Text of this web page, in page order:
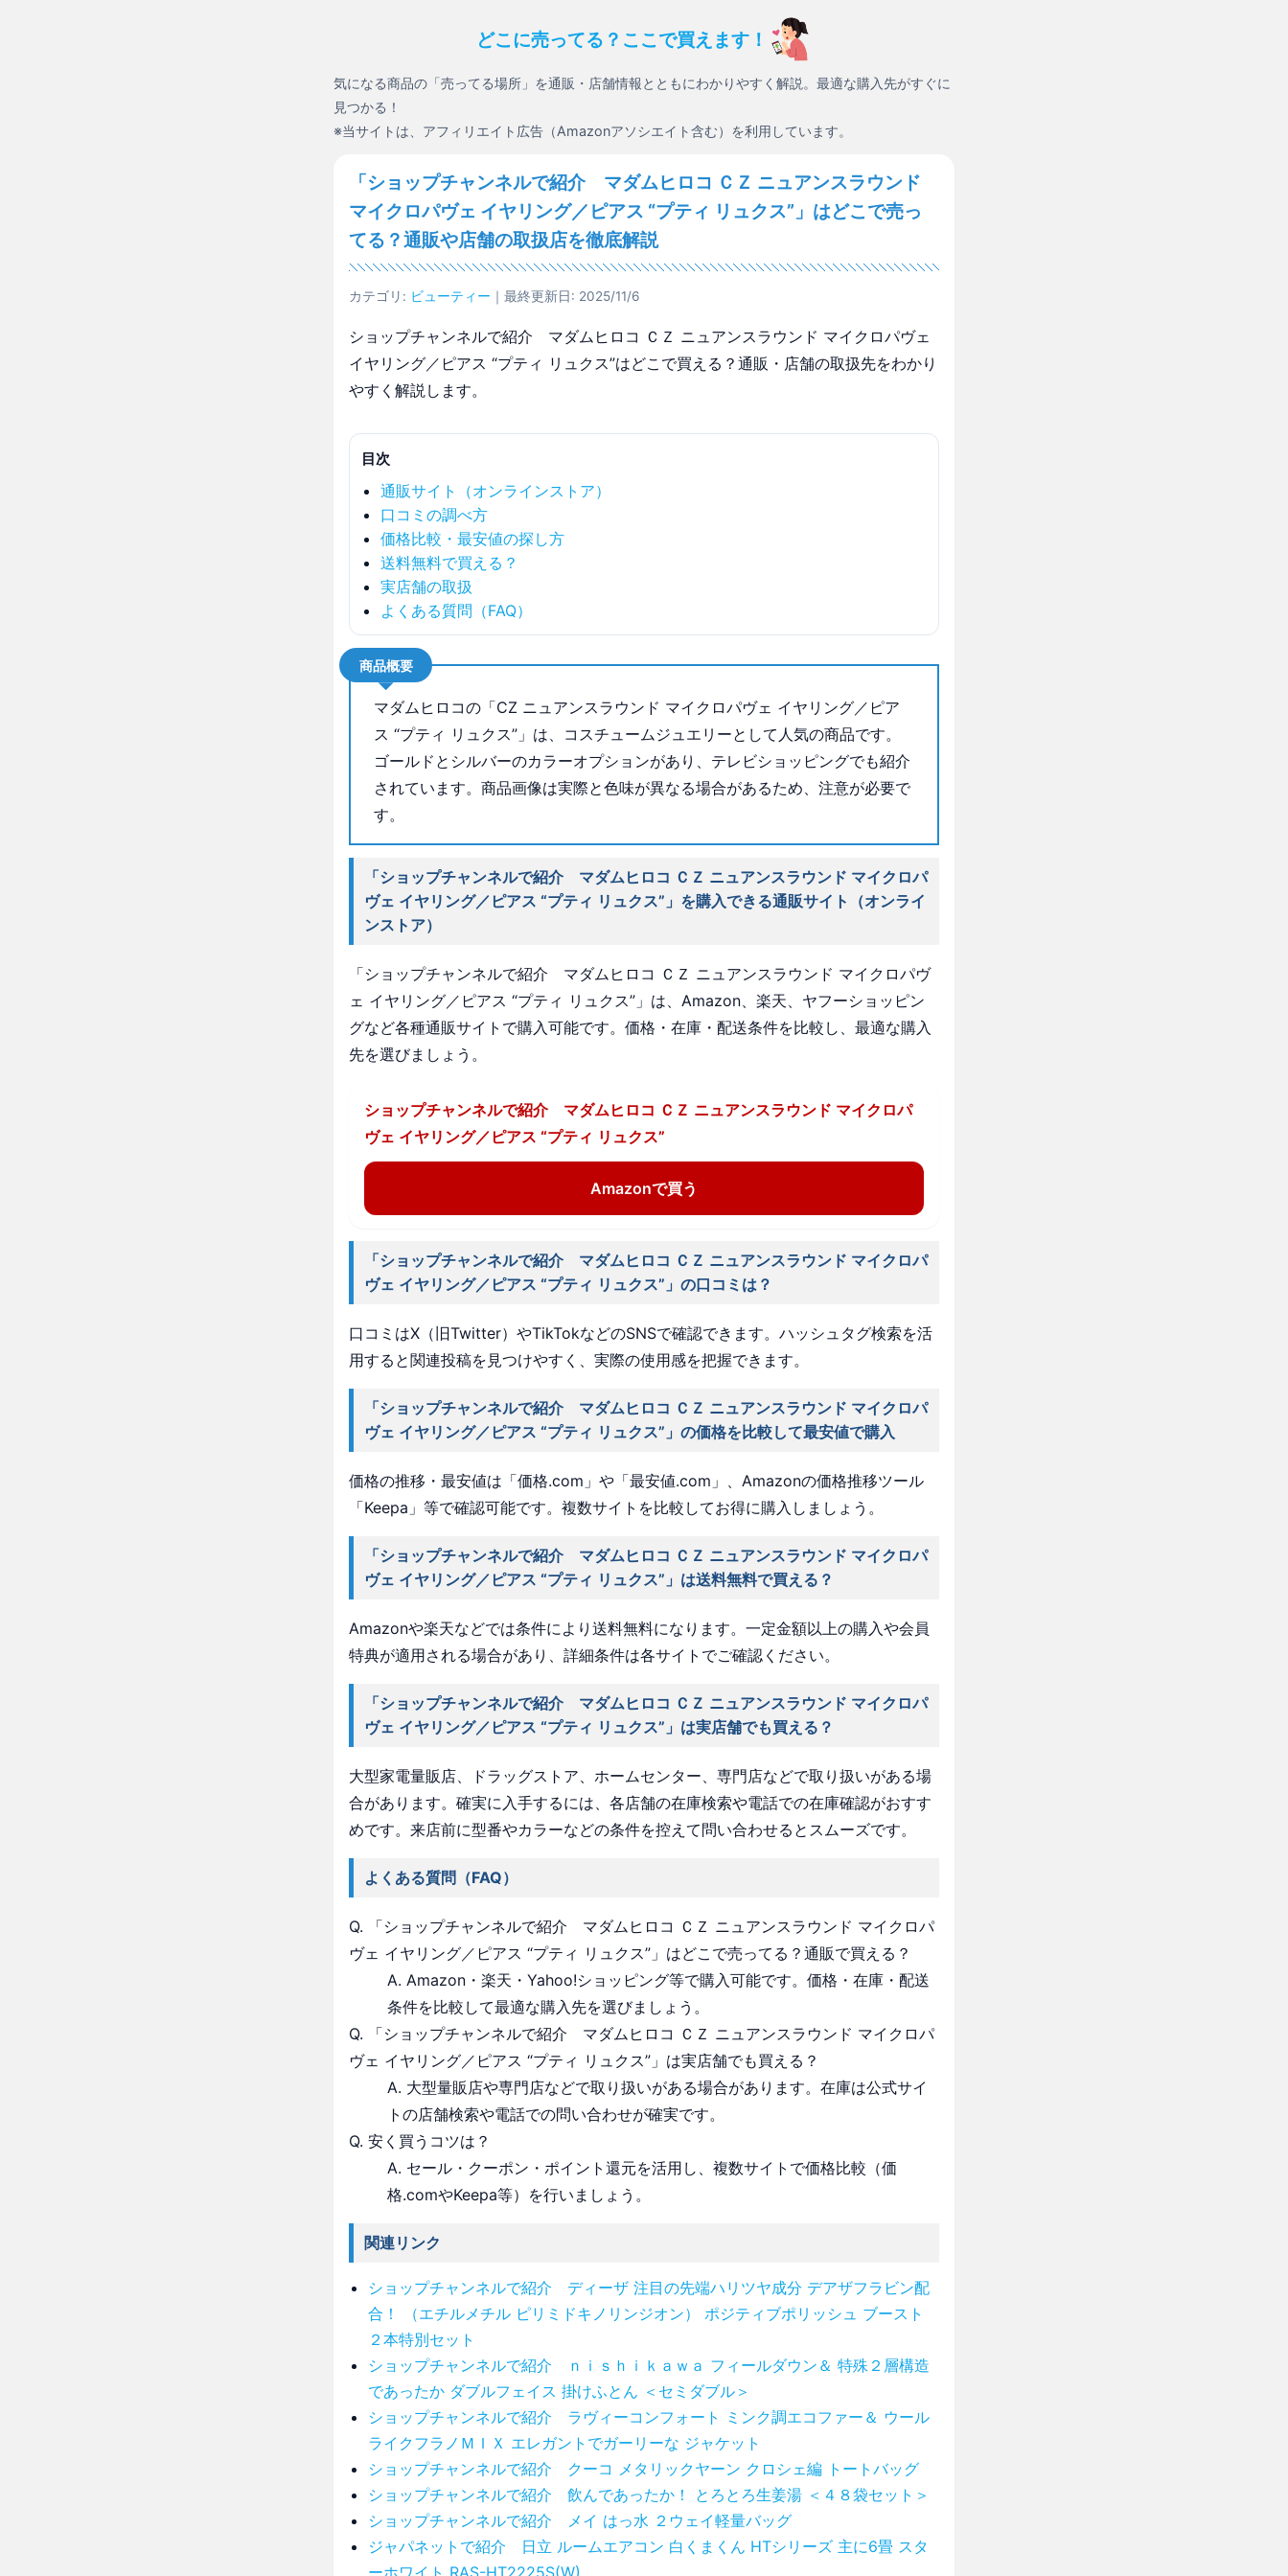
どこに売ってる？ここで買えます！
気になる商品の「売ってる場所」を通販・店舗情報とともにわかりやすく解説。最適な購入先がすぐに
見つかる！
※当サイトは、アフィリエイト広告（Amazonアソシエイト含む）を利用しています。
「ショップチャンネルで紹介 マダムヒロコ ＣＺ ニュアンスラウンド
マイクロパヴェ イヤリング／ピアス “プティ リュクス”」はどこで売っ
てる？通販や店舗の取扱店を徹底解説
カテゴリ: ビューティー ｜最終更新日: 2025/11/6
ショップチャンネルで紹介 マダムヒロコ ＣＺ ニュアンスラウンド マイクロパヴェ
イヤリング／ピアス “プティ リュクス”はどこで買える？通販・店舗の取扱先をわかり
やすく解説します。
目次
通販サイト（オンラインストア）
口コミの調べ方
価格比較・最安値の探し方
送料無料で買える？
実店舗の取扱
よくある質問（FAQ）
商品概要
マダムヒロコの「CZ ニュアンスラウンド マイクロパヴェ イヤリング／ピア
ス “プティ リュクス”」は、コスチュームジュエリーとして人気の商品です。
ゴールドとシルバーのカラーオプションがあり、テレビショッピングでも紹介
されています。商品画像は実際と色味が異なる場合があるため、注意が必要で
す。
「ショップチャンネルで紹介 マダムヒロコ ＣＺ ニュアンスラウンド マイクロパ
ヴェ イヤリング／ピアス “プティ リュクス”」を購入できる通販サイト（オンライ
ンストア）
「ショップチャンネルで紹介 マダムヒロコ ＣＺ ニュアンスラウンド マイクロパヴ
ェ イヤリング／ピアス “プティ リュクス”」は、Amazon、楽天、ヤフーショッピン
グなど各種通販サイトで購入可能です。価格・在庫・配送条件を比較し、最適な購入
先を選びましょう。
ショップチャンネルで紹介 マダムヒロコ ＣＺ ニュアンスラウンド マイクロパ
ヴェ イヤリング／ピアス “プティ リュクス”
Amazonで買う
「ショップチャンネルで紹介 マダムヒロコ ＣＺ ニュアンスラウンド マイクロパ
ヴェ イヤリング／ピアス “プティ リュクス”」の口コミは？
口コミはX（旧Twitter）やTikTokなどのSNSで確認できます。ハッシュタグ検索を活
用すると関連投稿を見つけやすく、実際の使用感を把握できます。
「ショップチャンネルで紹介 マダムヒロコ ＣＺ ニュアンスラウンド マイクロパ
ヴェ イヤリング／ピアス “プティ リュクス”」の価格を比較して最安値で購入
価格の推移・最安値は「価格.com」や「最安値.com」、Amazonの価格推移ツール
「Keepa」等で確認可能です。複数サイトを比較してお得に購入しましょう。
「ショップチャンネルで紹介 マダムヒロコ ＣＺ ニュアンスラウンド マイクロパ
ヴェ イヤリング／ピアス “プティ リュクス”」は送料無料で買える？
Amazonや楽天などでは条件により送料無料になります。一定金額以上の購入や会員
特典が適用される場合があり、詳細条件は各サイトでご確認ください。
「ショップチャンネルで紹介 マダムヒロコ ＣＺ ニュアンスラウンド マイクロパ
ヴェ イヤリング／ピアス “プティ リュクス”」は実店舗でも買える？
大型家電量販店、ドラッグストア、ホームセンター、専門店などで取り扱いがある場
合があります。確実に入手するには、各店舗の在庫検索や電話での在庫確認がおすす
めです。来店前に型番やカラーなどの条件を控えて問い合わせるとスムーズです。
よくある質問（FAQ）
Q. 「ショップチャンネルで紹介 マダムヒロコ ＣＺ ニュアンスラウンド マイクロパ
ヴェ イヤリング／ピアス “プティ リュクス”」はどこで売ってる？通販で買える？
A. Amazon・楽天・Yahoo!ショッピング等で購入可能です。価格・在庫・配送
条件を比較して最適な購入先を選びましょう。
Q. 「ショップチャンネルで紹介 マダムヒロコ ＣＺ ニュアンスラウンド マイクロパ
ヴェ イヤリング／ピアス “プティ リュクス”」は実店舗でも買える？
A. 大型量販店や専門店などで取り扱いがある場合があります。在庫は公式サイ
トの店舗検索や電話での問い合わせが確実です。
Q. 安く買うコツは？
A. セール・クーポン・ポイント還元を活用し、複数サイトで価格比較（価
格.comやKeepa等）を行いましょう。
関連リンク
ショップチャンネルで紹介 ディーザ 注目の先端ハリツヤ成分 デアザフラビン配
合！ （エチルメチル ピリミドキノリンジオン） ポジティブポリッシュ ブースト
２本特別セット
ショップチャンネルで紹介 ｎｉｓｈｉｋａｗａ フィールダウン＆ 特殊２層構造
であったか ダブルフェイス 掛けふとん ＜セミダブル＞
ショップチャンネルで紹介 ラヴィーコンフォート ミンク調エコファー＆ ウール
ライクフラノＭＩＸ エレガントでガーリーな ジャケット
ショップチャンネルで紹介 クーコ メタリックヤーン クロシェ編 トートバッグ
ショップチャンネルで紹介 飲んであったか！ とろとろ生姜湯 ＜４８袋セット＞
ショップチャンネルで紹介 メイ はっ水 ２ウェイ軽量バッグ
ジャパネットで紹介 日立 ルームエアコン 白くまくん HTシリーズ 主に6畳 スタ